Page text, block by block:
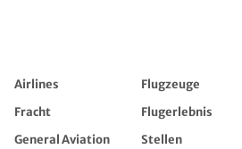
Airlines Flugzeuge
Fracht
Flugerlebnis
General Aviation
Stellen